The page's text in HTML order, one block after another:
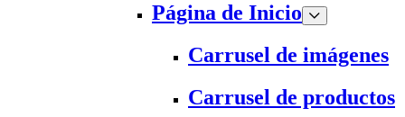
Página de Inicio
Carrusel de imágenes
Carrusel de productos